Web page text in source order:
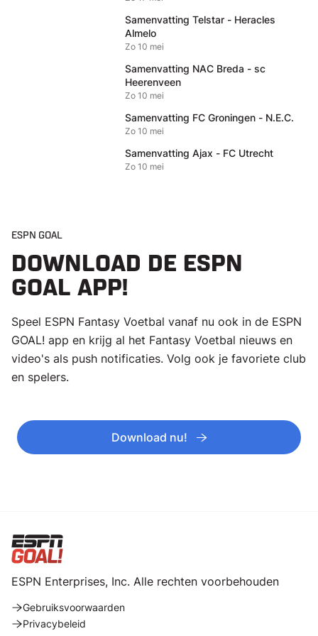
Samenvatting Telstar - Heracles
Almelo
Zo 10 mei
Samenvatting NAC Breda - sc
Heerenveen
Zo 10 mei
Samenvatting FC Groningen - N.E.C.
Zo 10 mei
Samenvatting Ajax - FC Utrecht
Zo 10 mei
ESPN GOAL
DOWNLOAD DE ESPN
GOAL APP!
Speel ESPN Fantasy Voetbal vanaf nu ook in de ESPN
GOAL! app en krijg al het Fantasy Voetbal nieuws en
video's als push notificaties. Volg ook je favoriete club
en spelers.
Download nu!
ESPN Enterprises, Inc. Alle rechten voorbehouden
Gebruiksvoorwaarden
Privacybeleid